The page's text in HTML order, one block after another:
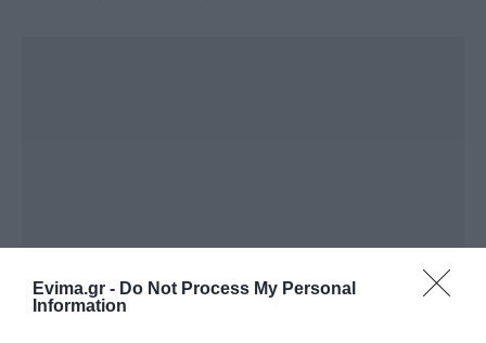
Evima.gr - Do Not Process My Personal
Information